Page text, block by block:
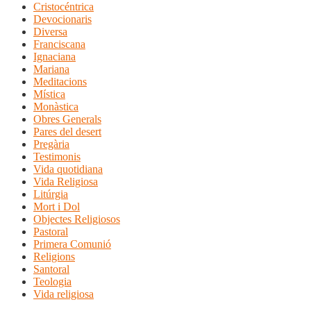
Cristocéntrica
Devocionaris
Diversa
Franciscana
Ignaciana
Mariana
Meditacions
Mística
Monàstica
Obres Generals
Pares del desert
Pregària
Testimonis
Vida quotidiana
Vida Religiosa
Litúrgia
Mort i Dol
Objectes Religiosos
Pastoral
Primera Comunió
Religions
Santoral
Teologia
Vida religiosa